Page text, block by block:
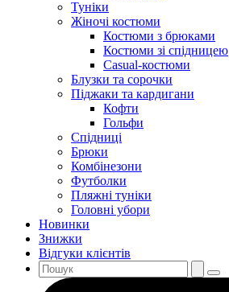
Туніки
Жіночі костюми
Костюми з брюками
Костюми зі спідницею
Casual-костюми
Блузки та сорочки
Піджаки та кардигани
Кофти
Гольфи
Спідниці
Брюки
Комбінезони
Футболки
Пляжні туніки
Головні убори
Новинки
Знижки
Відгуки клієнтів